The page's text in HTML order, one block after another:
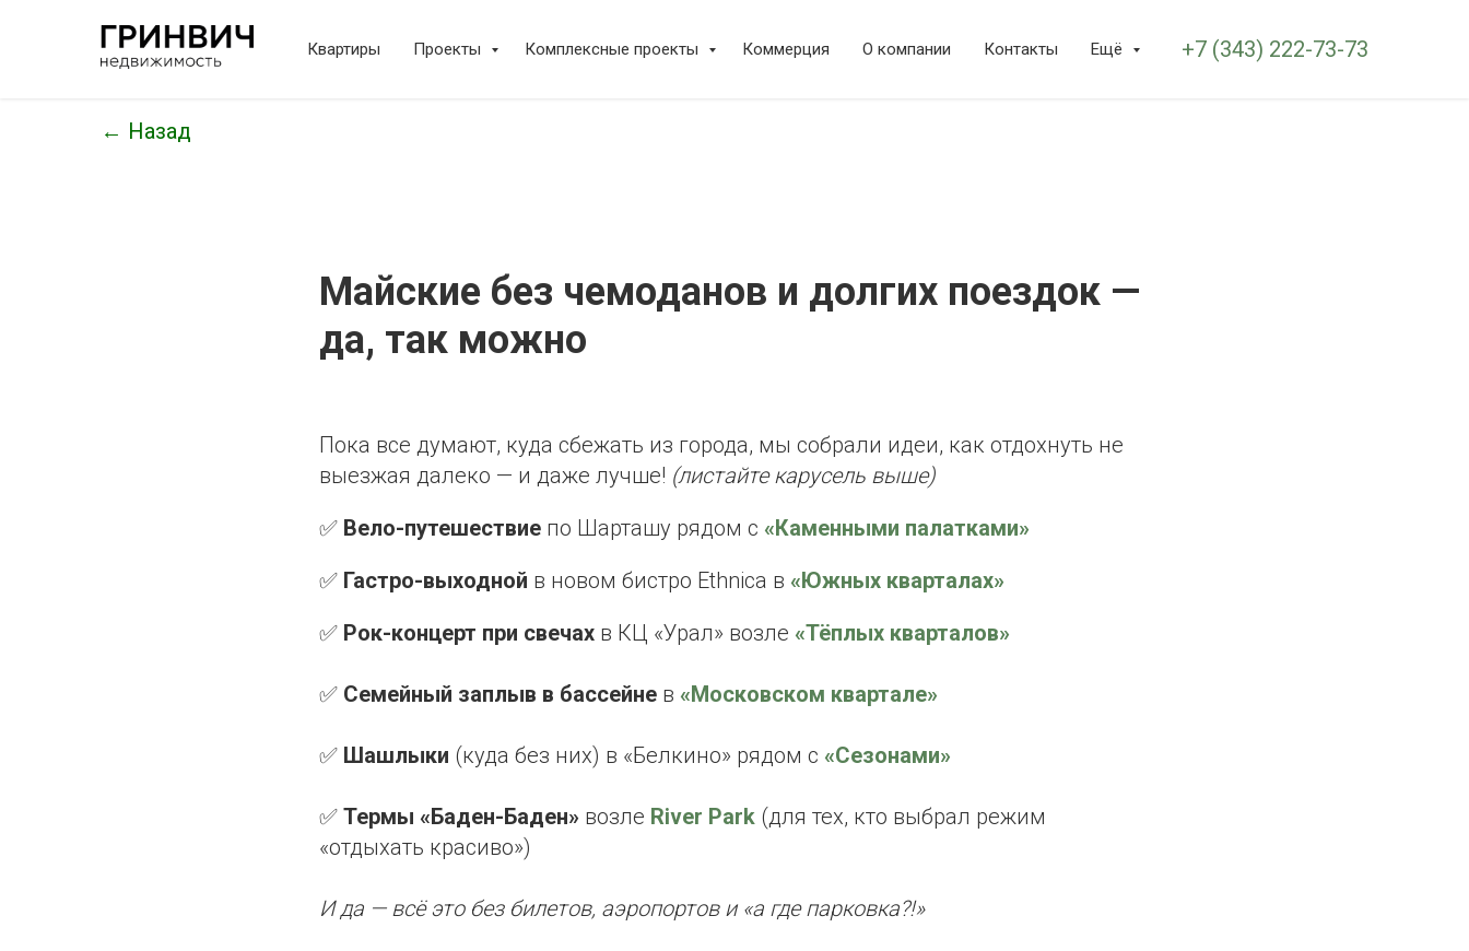
Квартиры Проекты Комплексные проекты Коммерция О компании Контакты Ещё +7 (343) 222-73-73
← Назад
Майские без чемоданов и долгих поездок —
да, так можно
Пока все думают, куда сбежать из города, мы собрали идеи, как отдохнуть не
выезжая далеко — и даже лучше! (листайте карусель выше)
✅ Вело-путешествие по Шарташу рядом с «Каменными палатками»
✅ Гастро-выходной в новом бистро Ethnica в «Южных кварталах»
✅ Рок-концерт при свечах в КЦ «Урал» возле «Тёплых кварталов»
✅ Семейный заплыв в бассейне в «Московском квартале»
✅ Шашлыки (куда без них) в «Белкино» рядом с «Сезонами»
✅ Термы «Баден-Баден» возле River Park (для тех, кто выбрал режим
«отдыхать красиво»)
И да — всё это без билетов, аэропортов и «а где парковка?!»